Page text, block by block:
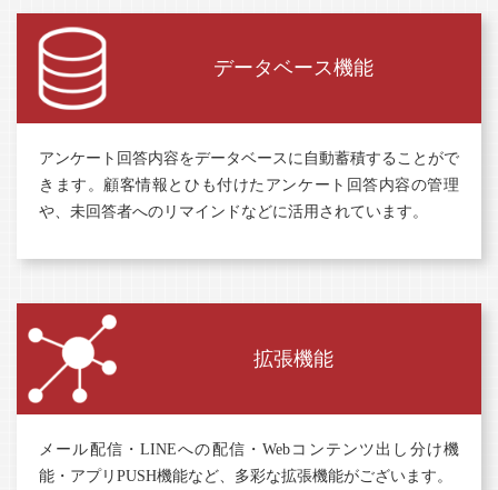
データベース機能
アンケート回答内容をデータベースに自動蓄積することがで
きます。顧客情報とひも付けたアンケート回答内容の管理
や、未回答者へのリマインドなどに活用されています。
拡張機能
メール配信・LINEへの配信・Webコンテンツ出し分け機
能・アプリPUSH機能など、多彩な拡張機能がございます。